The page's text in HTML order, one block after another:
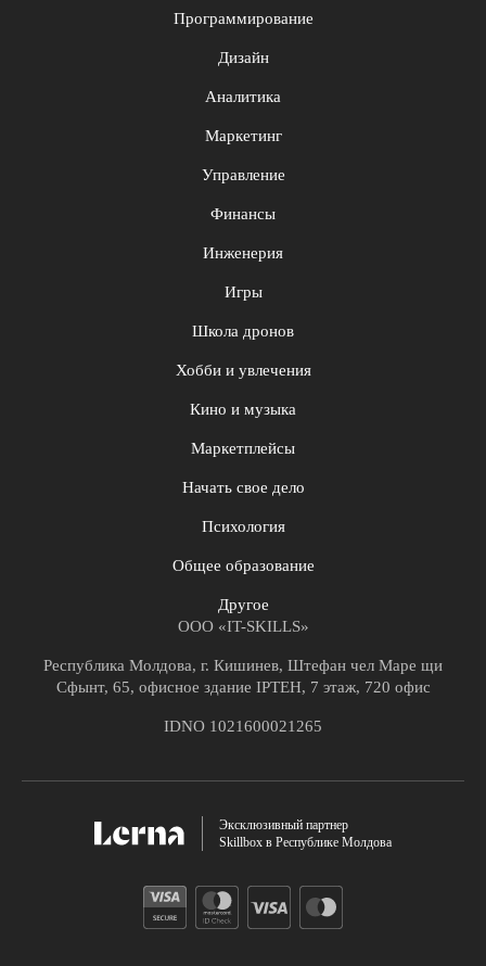
Программирование
Дизайн
Аналитика
Маркетинг
Управление
Финансы
Инженерия
Игры
Школа дронов
Хобби и увлечения
Кино и музыка
Маркетплейсы
Начать свое дело
Психология
Общее образование
Другое
ООО «IT-SKILLS»
Республика Молдова, г. Кишинев, Штефан чел Маре щи
Сфынт, 65, офисное здание IPTEH, 7 этаж, 720 офис
IDNO 1021600021265
Эксклюзивный партнер
Skillbox в Республике Молдова